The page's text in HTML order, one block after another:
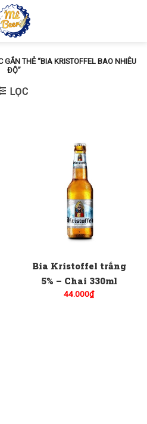
GẮN THẺ “BIA KRISTOFFEL BAO NHIÊU
ĐỘ”
LỌC
Bia Kristoffel trắng
5% – Chai 330ml
44.000₫